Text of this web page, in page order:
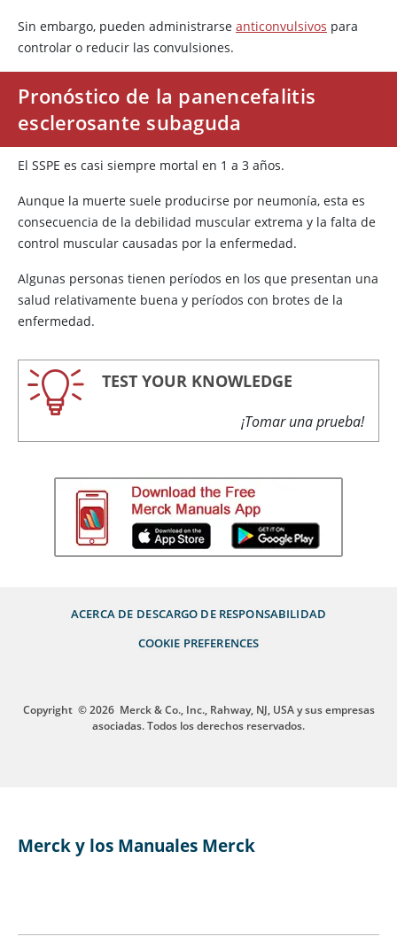
Sin embargo, pueden administrarse anticonvulsivos para
controlar o reducir las convulsiones.
Pronóstico de la panencefalitis
esclerosante subaguda
El SSPE es casi siempre mortal en 1 a 3 años.
Aunque la muerte suele producirse por neumonía, esta es
consecuencia de la debilidad muscular extrema y la falta de
control muscular causadas por la enfermedad.
Algunas personas tienen períodos en los que presentan una
salud relativamente buena y períodos con brotes de la
enfermedad.
TEST YOUR KNOWLEDGE
¡Tomar una prueba!
ACERCA DE DESCARGO DE RESPONSABILIDAD
COOKIE PREFERENCES
Copyright © 2026 Merck & Co., Inc., Rahway, NJ, USA y sus empresas
asociadas. Todos los derechos reservados.
Merck y los Manuales Merck